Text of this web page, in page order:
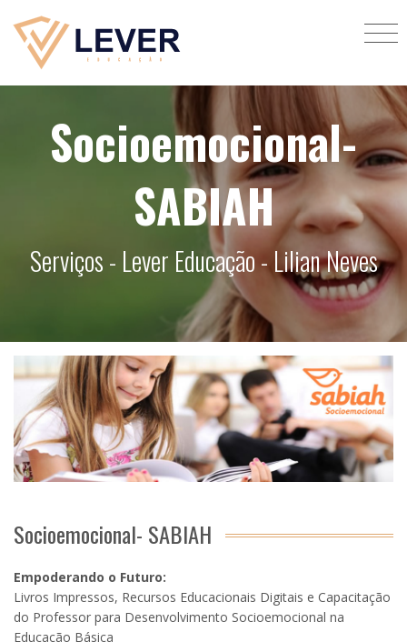
Socioemocional-
SABIAH
Serviços - Lever Educação - Lilian Neves
Socioemocional- SABIAH
Empoderando o Futuro:
Livros Impressos, Recursos Educacionais Digitais e Capacitação
do Professor para Desenvolvimento Socioemocional na
Educação Básica